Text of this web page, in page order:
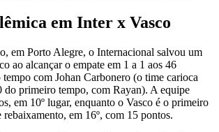
em Inter x Vasco
em Porto Alegre, o Internacional salvou um
ao alcançar o empate em 1 a 1 aos 46
com Johan Carbonero (o time carioca
do primeiro tempo, com Rayan). A equipe
em 10º lugar, enquanto o Vasco é o primeiro
em 16º, com 15 pontos.